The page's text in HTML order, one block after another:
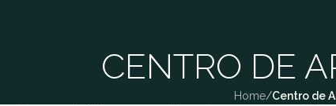
CENTRO DE
Home/Centro de